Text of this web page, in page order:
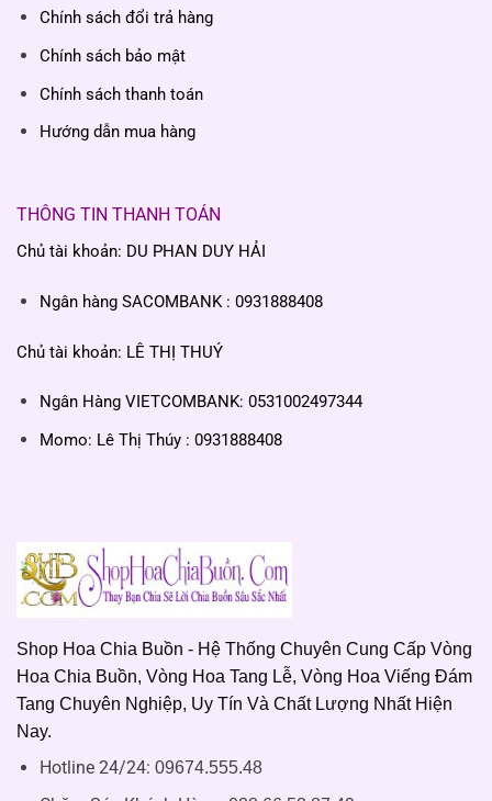
Chính sách đổi trả hàng
Chính sách bảo mật
Chính sách thanh toán
Hướng dẫn mua hàng
THÔNG TIN THANH TOÁN
Chủ tài khoản: DU PHAN DUY HẢI
Ngân hàng SACOMBANK : 0931888408
Chủ tài khoản: LÊ THỊ THUÝ
Ngân Hàng VIETCOMBANK: 0531002497344
Momo: Lê Thị Thúy : 0931888408
Shop Hoa Chia Buồn - Hệ Thống Chuyên Cung Cấp Vòng
Hoa Chia Buồn, Vòng Hoa Tang Lễ, Vòng Hoa Viếng Đám
Tang Chuyên Nghiệp, Uy Tín Và Chất Lượng Nhất Hiện
Nay.
Hotline 24/24: 09674.555.48